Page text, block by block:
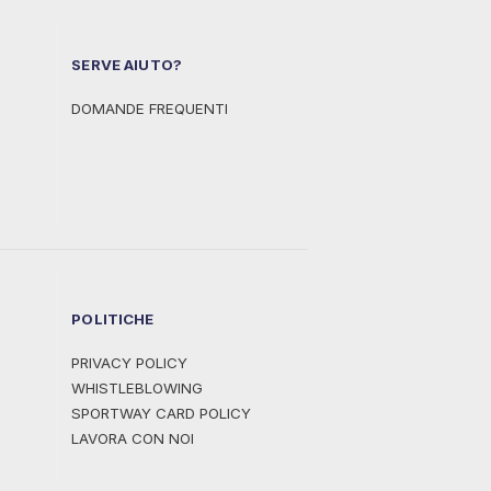
SERVE AIUTO?
DOMANDE FREQUENTI
POLITICHE
PRIVACY POLICY
WHISTLEBLOWING
SPORTWAY CARD POLICY
LAVORA CON NOI